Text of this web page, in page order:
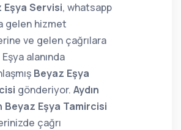
Eşya Servisi, whatsapp
gelen hizmet
ve gelen çağrılara
alanında
Beyaz Eşya
gönderiyor. Aydın
Beyaz Eşya Tamircisi
çağrı